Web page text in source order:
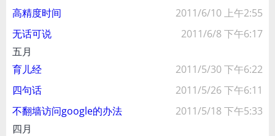
高精度时间
2011/6/10 上午2:55
无话可说
2011/6/8 下午6:17
五月
育儿经
2011/5/30 下午6:22
四句话
2011/5/26 下午6:11
不翻墙访问google的办法
2011/5/18 下午5:33
四月